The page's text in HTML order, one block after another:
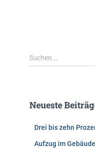
S
u
n
Suchen …
Neueste
Drei bis zehn
Aufzug im Gebäude